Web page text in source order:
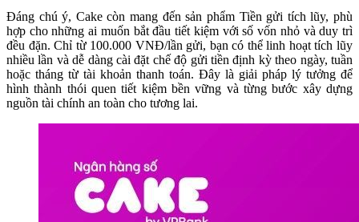
Đáng chú ý, Cake còn mang đến sản phẩm Tiền gửi tích lũy, phù
hợp cho những ai muốn bắt đầu tiết kiệm với số vốn nhỏ và duy trì
đều đặn. Chỉ từ 100.000 VNĐ/lần gửi, bạn có thể linh hoạt tích lũy
nhiều lần và dễ dàng cài đặt chế độ gửi tiền định kỳ theo ngày, tuần
hoặc tháng từ tài khoản thanh toán. Đây là giải pháp lý tưởng để
hình thành thói quen tiết kiệm bền vững và từng bước xây dựng
nguồn tài chính an toàn cho tương lai.